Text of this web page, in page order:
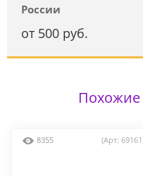
России
от 500 руб.
8355 (Арт: